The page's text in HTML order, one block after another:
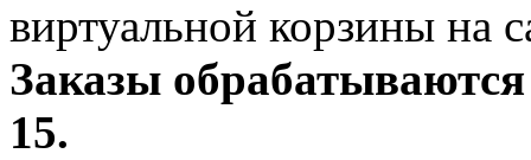
виртуальной корзины на
Заказы
15.